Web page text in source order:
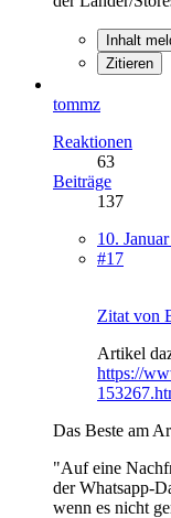
Inhalt
Zitieren
tommz
Reaktionen
63
Beiträge
137
10.
#17
Zitat von
Artikel
https://
Das Beste am
"Auf eine
der Whatsapp-
wenn es nicht